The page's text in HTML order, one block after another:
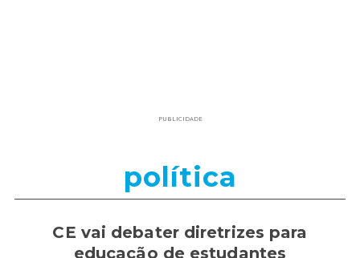
PUBLICIDADE
política
CE vai debater diretrizes para
educação de estudantes